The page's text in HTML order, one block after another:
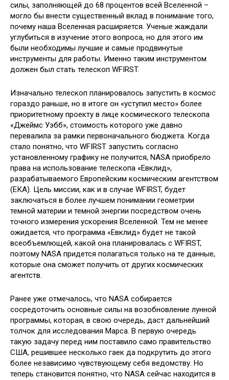
силы, заполняющей до 68 процентов всей Вселенной –
могло бы внести существенный вклад в понимание того,
почему наша Вселенная расширяется. Ученые жаждали
углубиться в изучение этого вопроса, но для этого им
были необходимы лучшие и самые продвинутые
инструменты для работы. Именно таким инструментом
должен был стать телескоп WFIRST.
Изначально телескоп планировалось запустить в космос
гораздо раньше, но в итоге он «уступил место» более
приоритетному проекту в лице космического телескопа
«Джеймс Уэбб», стоимость которого уже давно
перевалила за рамки первоначального бюджета. Когда
стало понятно, что WFIRST запустить согласно
установленному графику не получится, NASA приобрело
права на использование телескопа «Евклид»,
разрабатываемого Европейским космическим агентством
(ЕКА). Цель миссии, как и в случае WFIRST, будет
заключаться в более лучшем понимании геометрии
темной материи и темной энергии посредством очень
точного измерения ускорения Вселенной. Тем не менее
ожидается, что программа «Евклид» будет не такой
всеобъемлющей, какой она планировалась с WFIRST,
поэтому NASA придется полагаться только на те данные,
которые она сможет получить от других космических
агентств.
Ранее уже отмечалось, что NASA собирается
сосредоточить основные силы на возобновление лунной
программы, которая, в свою очередь, даст дальнейший
толчок для исследования Марса. В первую очередь
такую задачу перед ним поставило само правительство
США, решившее несколько гаек да подкрутить до этого
более независимо чувствующему себя ведомству. Но
теперь становится понятно, что NASA сейчас находится в